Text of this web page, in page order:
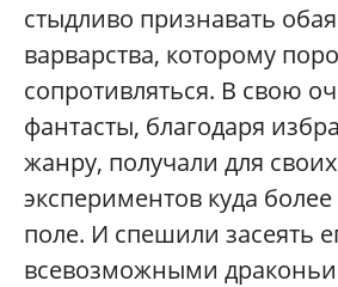
стыдливо признавать
варварства, которому
сопротивляться. В свою
фантасты, благодаря
жанру, получали для своих
экспериментов куда
поле. И спешили засеять
всевозможными